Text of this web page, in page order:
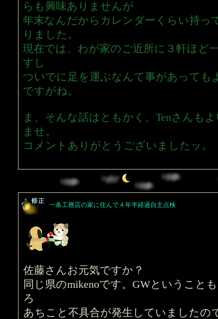
らも興味ありませんが
年末なんだからカレンダーくらい持っ
りました。
現在では、わが家のご近所に３軒ほど
すし
ついでに足を運ぶなんて事があっても
ですがね。
ま、そんな話はともかく、Tenさんも
ませ。
コメントありがとうございましたッ。
一条工務店の家に住んで４年半経過自主点検
佐藤さんお元気ですか？
同じ県のmikenoです。GWということ
ろ
あちこと不具合が発生していましたの